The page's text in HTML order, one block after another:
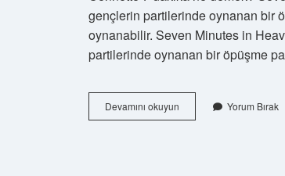
gençlerin partilerinde oynanan bir
oynanabilir. Seven Minutes in
partilerinde oynanan bir öpüşme
Devamını okuyun
Ne
Yorum Bırak